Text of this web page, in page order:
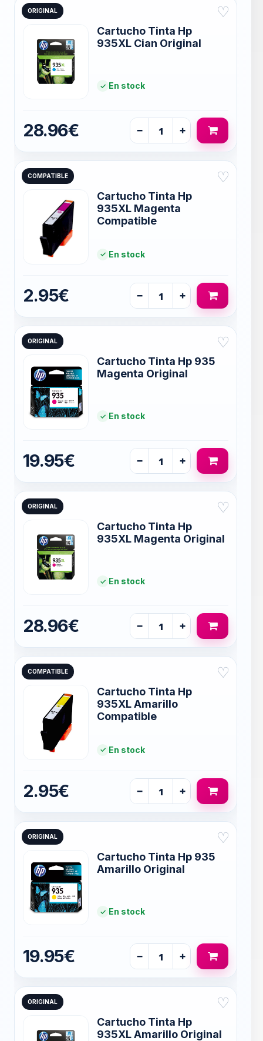
ORIGINAL ♡
Cartucho Tinta Hp
935XL Cian Original
En stock
28.96€ − +
COMPATIBLE ♡
Cartucho Tinta Hp
935XL Magenta
Compatible
En stock
2.95€ − +
ORIGINAL ♡
Cartucho Tinta Hp 935
Magenta Original
En stock
19.95€ − +
ORIGINAL ♡
Cartucho Tinta Hp
935XL Magenta Original
En stock
28.96€ − +
COMPATIBLE ♡
Cartucho Tinta Hp
935XL Amarillo
Compatible
En stock
2.95€ − +
ORIGINAL ♡
Cartucho Tinta Hp 935
Amarillo Original
En stock
19.95€ − +
ORIGINAL ♡
Cartucho Tinta Hp
935XL Amarillo Original